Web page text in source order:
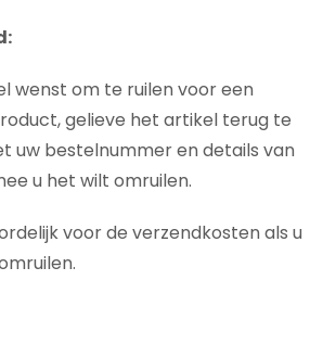
wenst om te ruilen voor een
gelieve het artikel terug te
uw bestelnummer en details van
u het wilt omruilen.
voor de verzendkosten als u